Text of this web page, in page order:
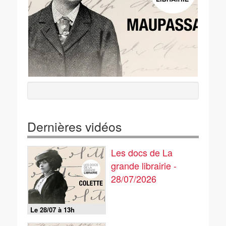
Dernières vidéos
Le 28/07 à 13h
Les docs de La
grande librairie -
28/07/2026